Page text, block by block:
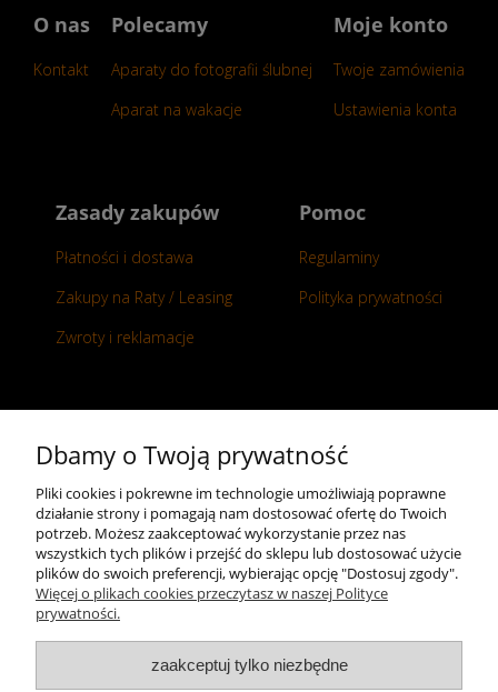
O nas
Kontakt
Polecamy
Aparaty do fotografii ślubnej
Aparat na wakacje
Moje konto
Twoje zamówienia
Ustawienia konta
Zasady zakupów
Płatności i dostawa
Zakupy na Raty / Leasing
Zwroty i reklamacje
Pomoc
Regulaminy
Polityka prywatności
Kontakt
+48 696 50 70 20
sklep@notopstryk.pl
Dbamy o Twoją prywatność
Pliki cookies i pokrewne im technologie umożliwiają poprawne
działanie strony i pomagają nam dostosować ofertę do Twoich
potrzeb. Możesz zaakceptować wykorzystanie przez nas
wszystkich tych plików i przejść do sklepu lub dostosować użycie
plików do swoich preferencji, wybierając opcję "Dostosuj zgody".
Więcej o plikach cookies przeczytasz w naszej Polityce
prywatności.
zaakceptuj tylko niezbędne